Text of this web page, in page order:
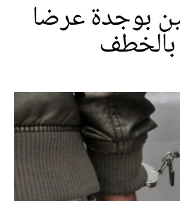
بوجدة عرضا
بالخطف